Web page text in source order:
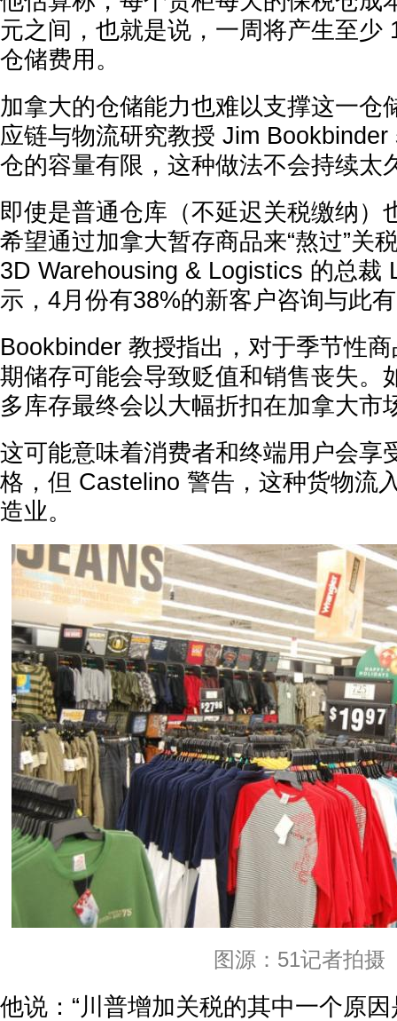
元之间，也就是说，一周将产生至少
仓储费用。
加拿大的仓储能力也难以支撑这一仓
应链与物流研究教授 Jim Bookbinder
仓的容量有限，这种做法不会持续太
即使是普通仓库（不延迟关税缴纳）
希望通过加拿大暂存商品来“熬过”关
3D Warehousing & Logistics 的总裁
示，4月份有38%的新客户咨询与此
Bookbinder 教授指出，对于季节性
期储存可能会导致贬值和销售丧失。
多库存最终会以大幅折扣在加拿大市
这可能意味着消费者和终端用户会享
格，但 Castelino 警告，这种货物流
造业。
图源：51记者拍摄
他说：“川普增加关税的其中一个原